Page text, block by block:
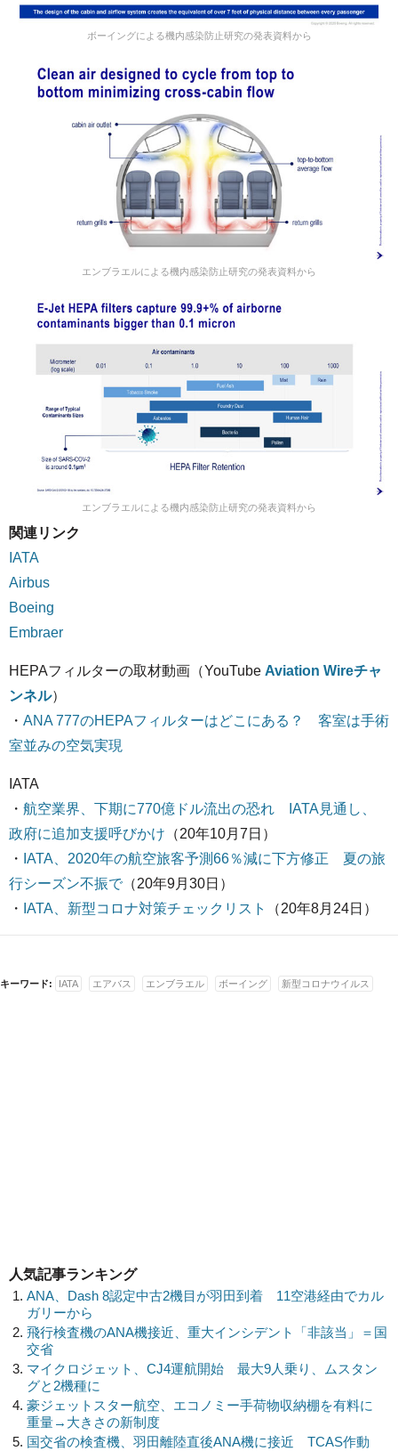
ボーイングによる機内感染防止研究の発表資料から
エンブラエルによる機内感染防止研究の発表資料から
エンブラエルによる機内感染防止研究の発表資料から
関連リンク
IATA
Airbus
Boeing
Embraer
HEPAフィルターの取材動画（YouTube Aviation Wireチャ
ンネル）
・ ANA 777のHEPAフィルターはどこにある？ 客室は手術
室並みの空気実現
IATA
・ 航空業界、下期に770億ドル流出の恐れ IATA見通し、
政府に追加支援呼びかけ （20年10月7日）
・ IATA、2020年の航空旅客予測66％減に下方修正 夏の旅
行シーズン不振で（20年9月30日）
・ IATA、新型コロナ対策チェックリスト （20年8月24日）
キーワード: IATA エアバス エンブラエル ボーイング 新型コロナウイルス
人気記事ランキング
ANA、Dash 8認定中古2機目が羽田到着 11空港経由でカル
ガリーから
飛行検査機のANA機接近、重大インシデント「非該当」＝国
交省
マイクロジェット、CJ4運航開始 最大9人乗り、ムスタン
グと2機種に
豪ジェットスター航空、エコノミー手荷物収納棚を有料に
重量→大きさの新制度
国交省の検査機、羽田離陸直後ANA機に接近 TCAS作動